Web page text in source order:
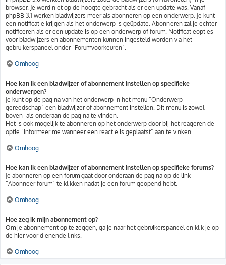
browser. Je werd niet op de hoogte gebracht als er een update was. Vanaf
phpBB 3.1 werken bladwijzers meer als abonneren op een onderwerp. Je kunt
een notificatie krijgen als het onderwerp is geüpdate. Abonneren zal je echter
notificeren als er een update is op een onderwerp of forum. Notificatieopties
voor bladwijzers en abonnementen kunnen ingesteld worden via het
gebruikerspaneel onder “Forumvoorkeuren”.
Omhoog
Hoe kan ik een bladwijzer of abonnement instellen op specifieke
onderwerpen?
Je kunt op de pagina van het onderwerp in het menu “Onderwerp
gereedschap” een bladwijzer of abonnement instellen. Dit menu is zowel
boven- als onderaan de pagina te vinden.
Het is ook mogelijk te abonneren op het onderwerp door bij het reageren de
optie “Informeer me wanneer een reactie is geplaatst” aan te vinken.
Omhoog
Hoe kan ik een bladwijzer of abonnement instellen op specifieke forums?
Je abonneren op een forum gaat door onderaan de pagina op de link
“Abonneer forum” te klikken nadat je een forum geopend hebt.
Omhoog
Hoe zeg ik mijn abonnement op?
Om je abonnement op te zeggen, ga je naar het gebruikerspaneel en klik je op
de hier voor dienende links.
Omhoog